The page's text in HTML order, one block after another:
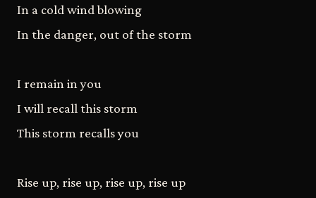
In a cold wind blowing
In the danger, out of the storm
I remain in you
I will recall this storm
This storm recalls you
Rise up, rise up, rise up, rise up